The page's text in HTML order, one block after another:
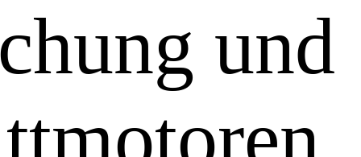
und